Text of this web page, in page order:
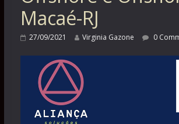
Macaé-RJ
27/09/2021 Virginia Gazone 0